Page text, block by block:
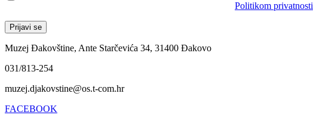
Politikom privatnosti
Muzej Đakovštine, Ante Starčevića 34, 31400 Đakovo
031/813-254
muzej.djakovstine@os.t-com.hr
FACEBOOK